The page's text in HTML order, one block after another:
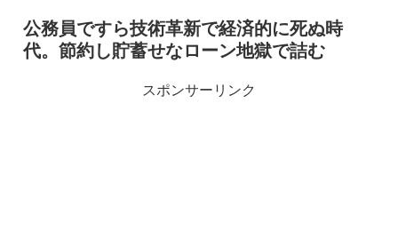
公務員ですら技術革新で経済的に死ぬ時
代。節約し貯蓄せなローン地獄で詰む
スポンサーリンク